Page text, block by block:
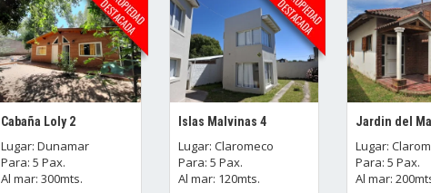
Cabaña Loly 2
Lugar: Dunamar
Para: 5 Pax.
Al mar: 300mts.
Islas Malvinas 4
Lugar: Claromeco
Para: 5 Pax.
Al mar: 120mts.
Jardin del
Lugar:
Para: 5 Pax.
Al mar: